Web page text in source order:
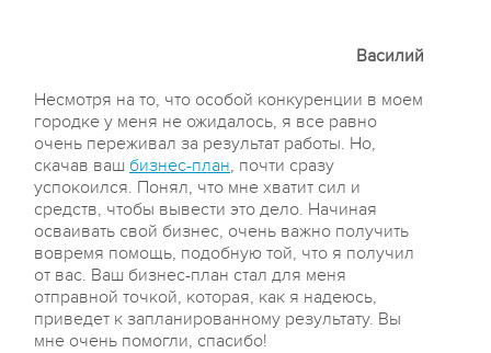
Василий
Несмотря на то, что особой конкуренции в моем
городке у меня не ожидалось, я все равно
очень переживал за результат работы. Но,
скачав ваш бизнес-план, почти сразу
успокоился. Понял, что мне хватит сил и
средств, чтобы вывести это дело. Начиная
осваивать свой бизнес, очень важно получить
вовремя помощь, подобную той, что я получил
от вас. Ваш бизнес-план стал для меня
отправной точкой, которая, как я надеюсь,
приведет к запланированному результату. Вы
мне очень помогли, спасибо!